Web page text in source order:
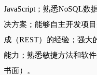
JavaScript；熟悉NoSQL数
决方案；能够自主开发项
成（REST）的经验；强
能力；熟悉敏捷方法和软
书面）。